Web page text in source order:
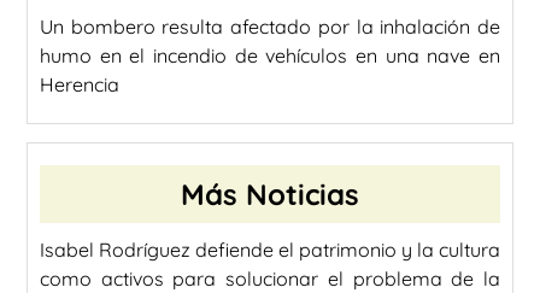
Un bombero resulta afectado por la inhalación de
humo en el incendio de vehículos en una nave en
Herencia
Más Noticias
Isabel Rodríguez defiende el patrimonio y la cultura
como activos para solucionar el problema de la